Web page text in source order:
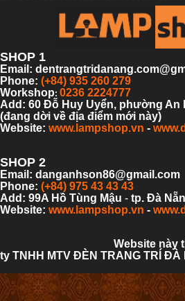
SHOP 1
Email:
Phone: (+84) 935 260 279
Workshop: 0236 2224777
Add: 60 Đỗ Huy Uyển, phường An
(đang dời về địa điểm mới này)
Website: www.lampshop.vn -
SHOP 2
Email: danganhson86@gmail.com
Phone: (+84) 975 43 43 43
Add: 99A Hồ Tùng Mậu - tp. Đà
Website: www.lampshop.vn -
Website này thuộc
ty TNHH MTV ĐÈN TRANG TRÍ ĐÀ